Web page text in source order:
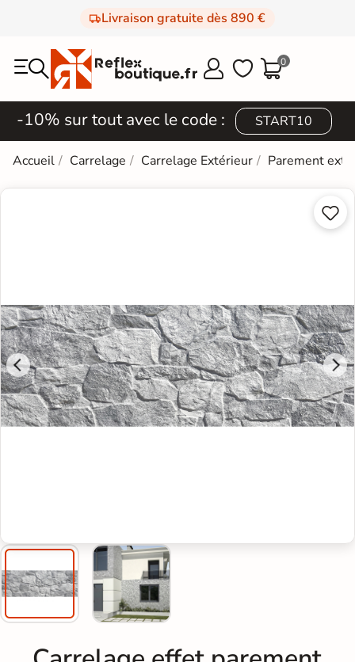
Livraison gratuite dès 890 €
  0
-10% sur tout avec le code : START10
Accueil Carrelage Carrelage Extérieur Parement

